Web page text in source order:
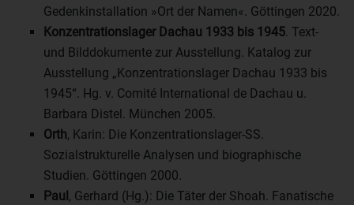
Gedenkinstallation »Ort der Namen«. Göttingen 2020.
Konzentrationslager Dachau 1933 bis 1945. Text-
und Bilddokumente zur Ausstellung. Katalog zur
Ausstellung „Konzentrationslager Dachau 1933 bis
1945“. Hg. v. Comité International de Dachau u.
Barbara Distel. München 2005.
Orth, Karin: Die Konzentrationslager-SS.
Sozialstrukturelle Analysen und biographische
Studien. Göttingen 2000.
Paul , Gerhard (Hg.): Die Täter der Shoah. Fanatische